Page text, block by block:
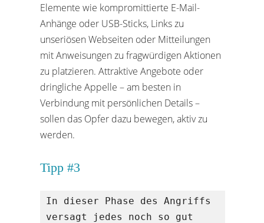
Elemente wie kompromittierte E-Mail-
Anhänge oder USB-Sticks, Links zu
unseriösen Webseiten oder Mitteilungen
mit Anweisungen zu fragwürdigen Aktionen
zu platzieren. Attraktive Angebote oder
dringliche Appelle – am besten in
Verbindung mit persönlichen Details –
sollen das Opfer dazu bewegen, aktiv zu
werden.
Tipp #3
In dieser Phase des Angriffs
versagt jedes noch so gut